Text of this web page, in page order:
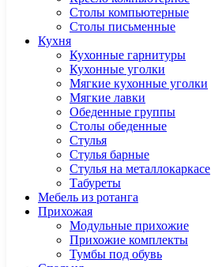
Столы компьютерные
Столы письменные
Кухня
Кухонные гарнитуры
Кухонные уголки
Мягкие кухонные уголки
Мягкие лавки
Обеденные группы
Столы обеденные
Стулья
Стулья барные
Стулья на металлокаркасе
Табуреты
Мебель из ротанга
Прихожая
Модульные прихожие
Прихожие комплекты
Тумбы под обувь